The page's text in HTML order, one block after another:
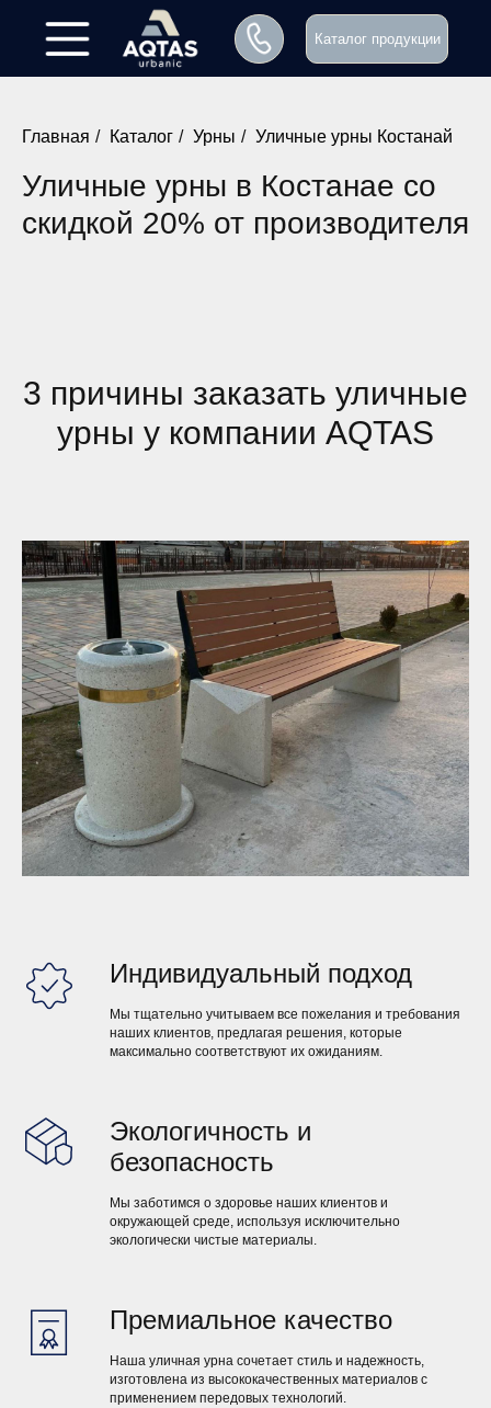
Заказать звонок
О
компании
Работы
Каталог продукции
Контакты
Акции
Блог
Главная / Каталог / Урны / Уличные урны Костанай
Уличные урны в Костанае со
скидкой 20% от производителя
3 причины заказать уличные
урны у компании AQTAS
Индивидуальный подход
Мы тщательно учитываем все пожелания и требования
наших клиентов, предлагая решения, которые
максимально соответствуют их ожиданиям.
Экологичность и
безопасность
Мы заботимся о здоровье наших клиентов и
окружающей среде, используя исключительно
экологически чистые материалы.
Премиальное качество
Наша уличная урна сочетает стиль и надежность,
изготовлена из высококачественных материалов с
применением передовых технологий.